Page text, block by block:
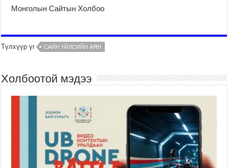
Монголын Сайтын Холбоо
Түлхүүр үг САЙН ҮЙЛСИЙН АЯН
Холбоотой мэдээ